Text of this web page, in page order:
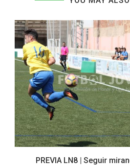
PREVIA LN8 | Seguir